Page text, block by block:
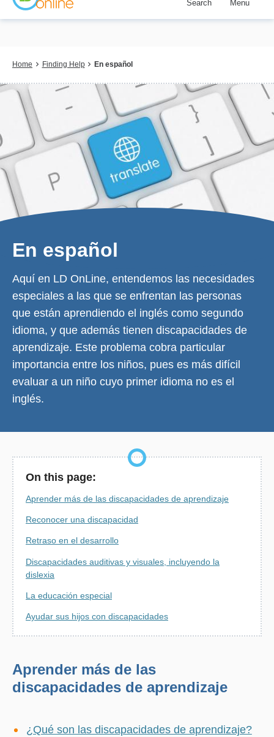
Skip
content
Search Menu
Breadcrumb
Home Finding Help En español
En español
Aquí en LD OnLine, entendemos las necesidades
especiales a las que se enfrentan las personas
que están aprendiendo el inglés como segundo
idioma, y que además tienen discapacidades de
aprendizaje. Este problema cobra particular
importancia entre los niños, pues es más difícil
evaluar a un niño cuyo primer idioma no es el
inglés.
On this page:
Aprender más de las discapacidades de aprendizaje
Reconocer una discapacidad
Retraso en el desarrollo
Discapacidades auditivas y visuales, incluyendo la
dislexia
La educación especial
Ayudar sus hijos con discapacidades
Aprender más de las
discapacidades de aprendizaje
¿Qué son las discapacidades de aprendizaje?